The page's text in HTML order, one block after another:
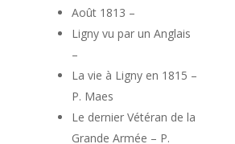
Août 1813 –
Ligny vu par un Anglais
–
La vie à Ligny en 1815 –
P. Maes
Le dernier Vétéran de la
Grande Armée – P.